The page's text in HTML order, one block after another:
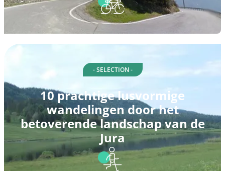
- SELECTION -
10 prachtige lusvormige
wandelingen door het
betoverende landschap van de
Jura